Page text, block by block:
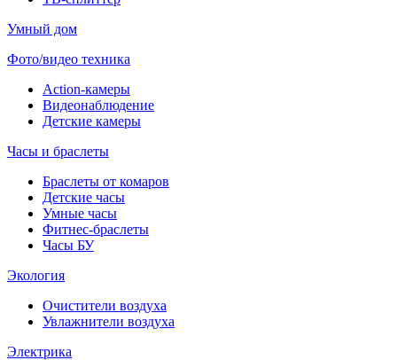
Умный дом
Фото/видео техника
Action-камеры
Видеонаблюдение
Детские камеры
Часы и браслеты
Браслеты от комаров
Детские часы
Умные часы
Фитнес-браслеты
Часы БУ
Экология
Очистители воздуха
Увлажнители воздуха
Электрика